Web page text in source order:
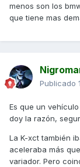
menos son los
que tiene mas
Publicado
Es que un
doy la razón,
La K-xct también
aceleraba más
variador. Pero